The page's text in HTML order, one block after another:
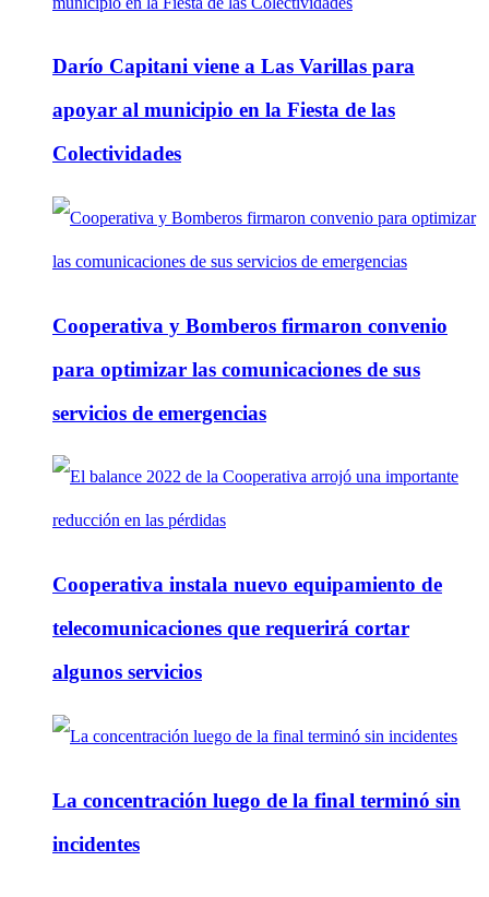
Darío Capitani viene a Las Varillas para
apoyar al municipio en la Fiesta de las
Colectividades
Cooperativa y Bomberos firmaron convenio
para optimizar las comunicaciones de sus
servicios de emergencias
Cooperativa instala nuevo equipamiento de
telecomunicaciones que requerirá cortar
algunos servicios
La concentración luego de la final terminó sin
incidentes